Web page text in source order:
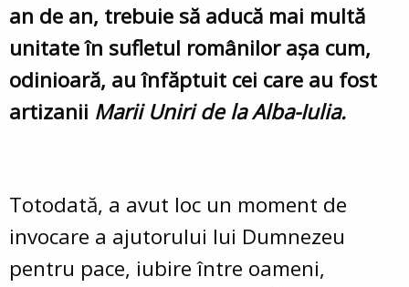
an de an, trebuie să aducă mai multă
unitate în sufletul românilor așa cum,
odinioară, au înfăptuit cei care au fost
artizanii Marii Uniri de la Alba-Iulia.
Totodată, a avut loc un moment de
invocare a ajutorului lui Dumnezeu
pentru pace, iubire între oameni,